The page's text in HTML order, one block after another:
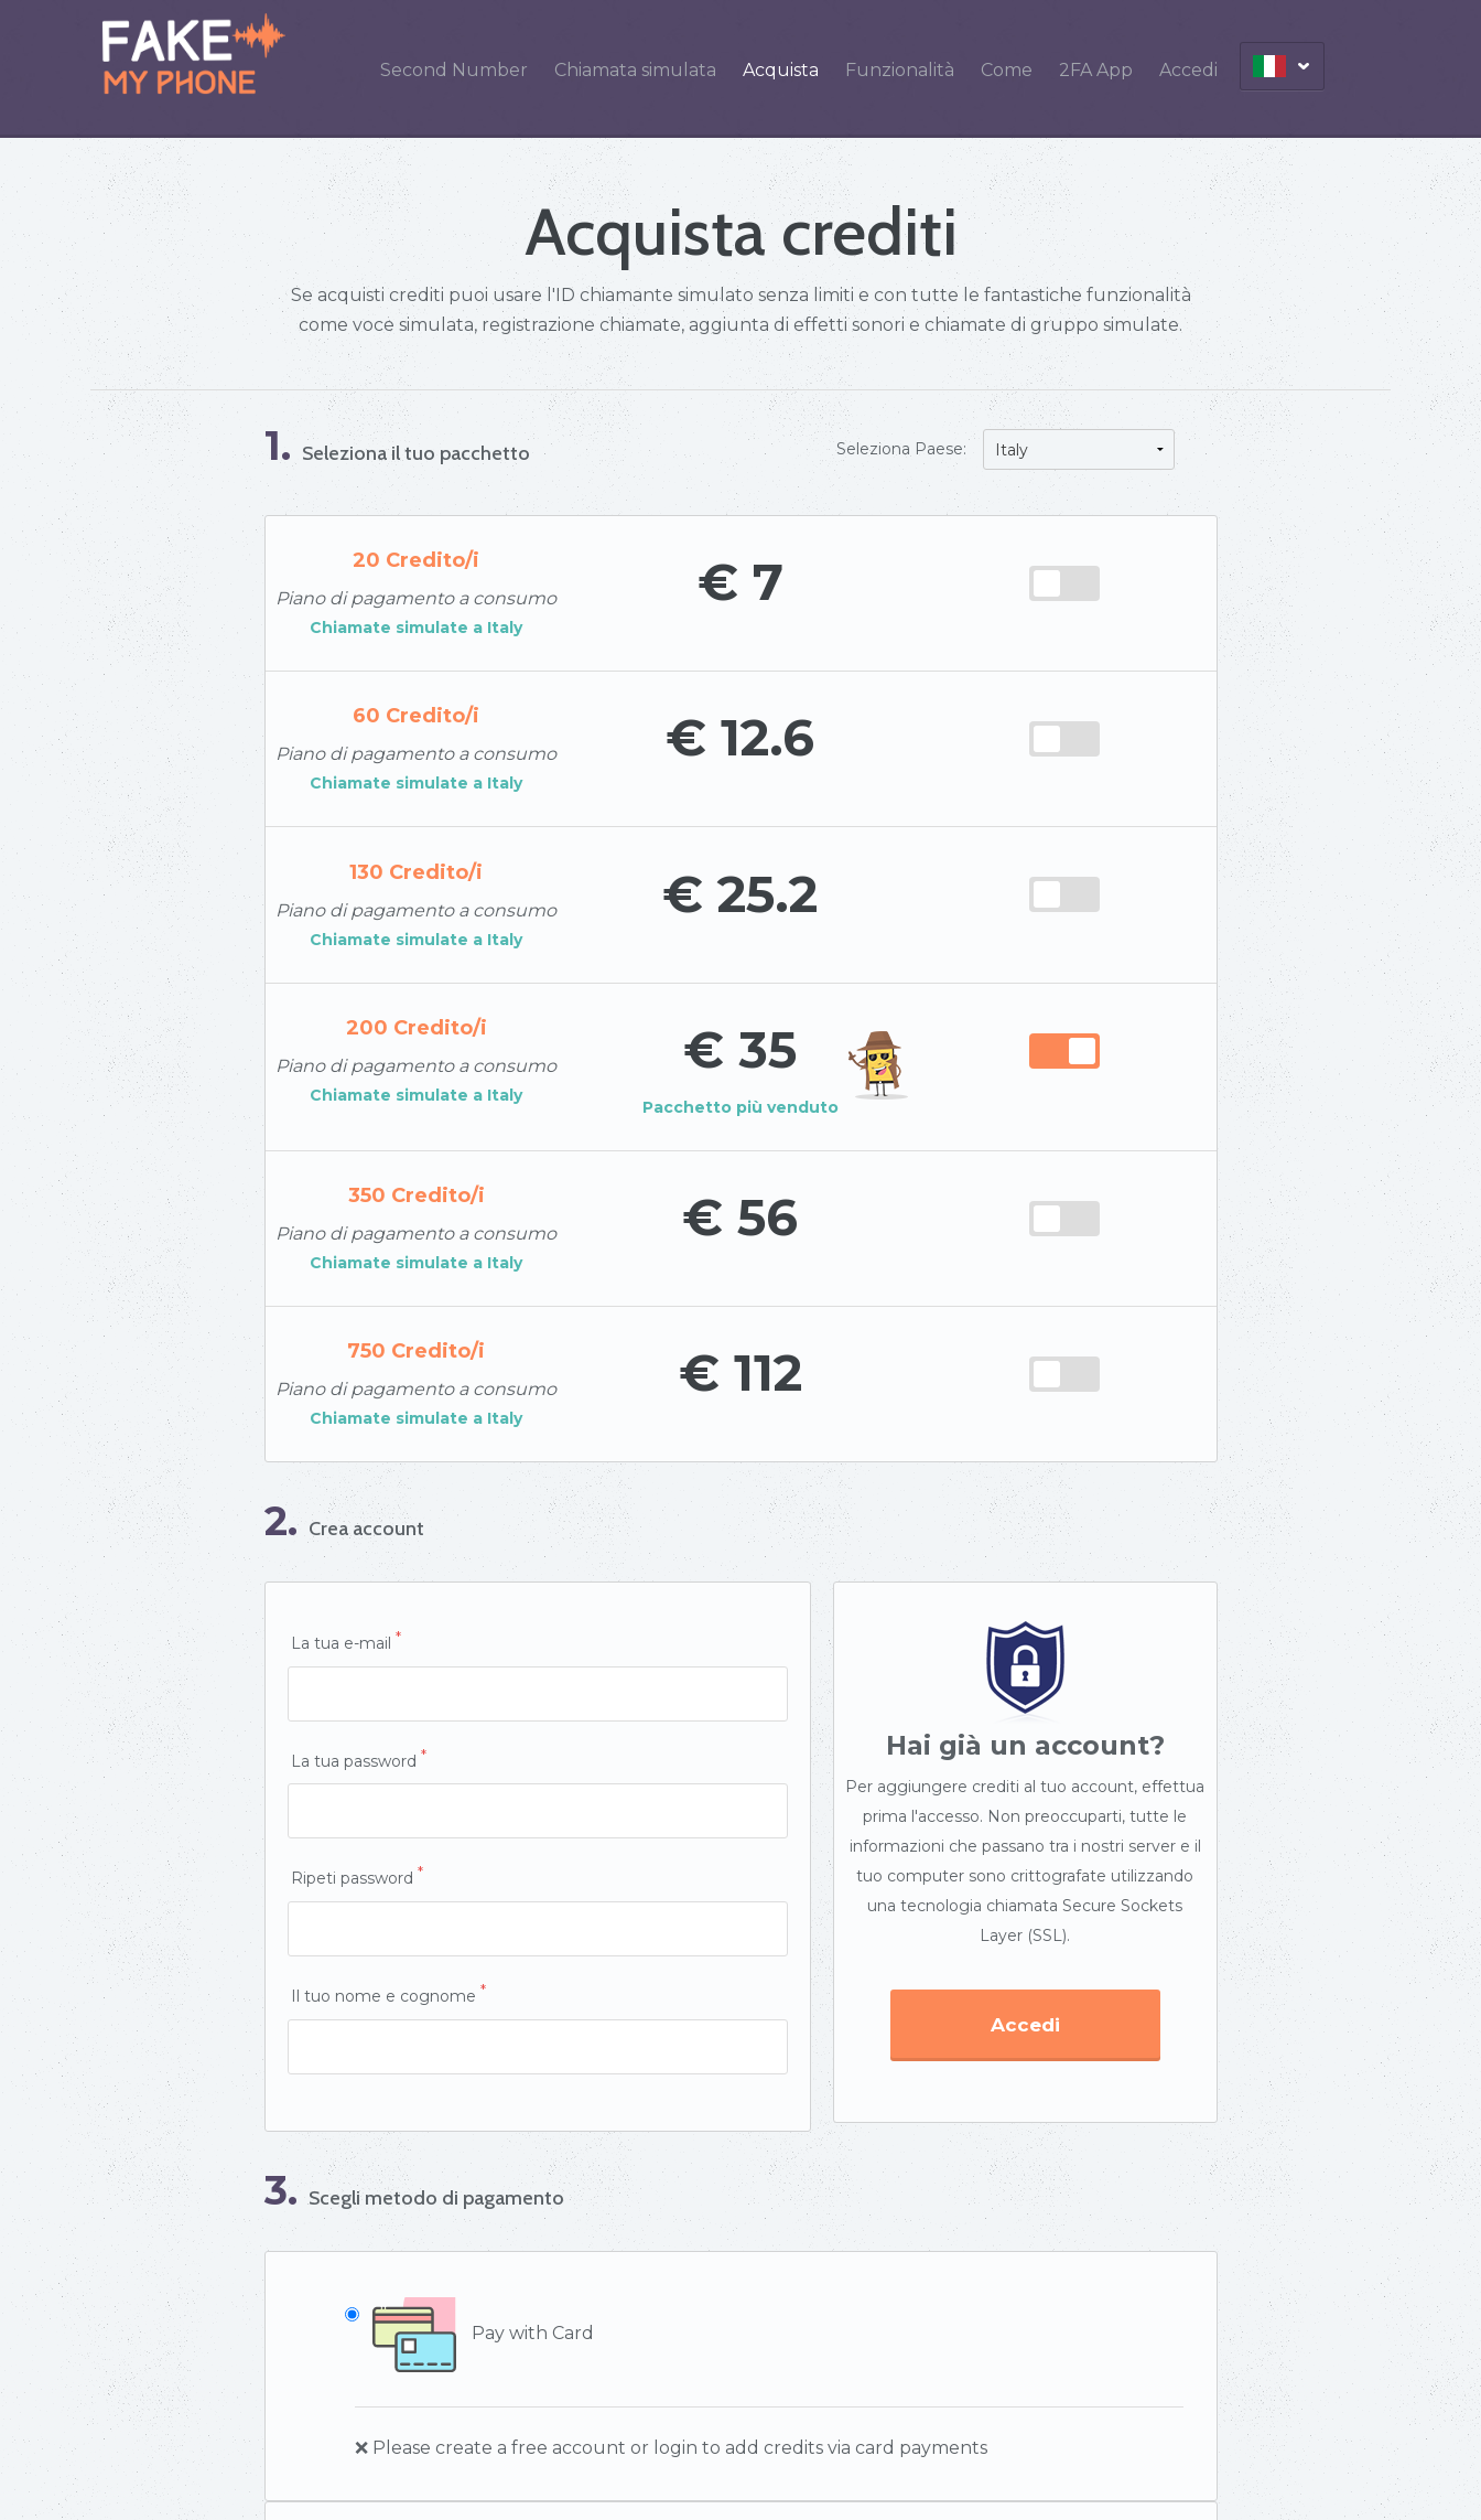
Second Number Chiamata simulata Acquista Funzionalità Come 2FA App Accedi
Acquista crediti
Se acquisti crediti puoi usare l'ID chiamante simulato senza limiti e con tutte le fantastiche funzionalità
come voce simulata, registrazione chiamate, aggiunta di effetti sonori e chiamate di gruppo simulate.
1. Seleziona il tuo pacchetto Seleziona Paese:
20 Credito/i
Piano di pagamento a consumo
Chiamate simulate a Italy
€ 7
60 Credito/i
Piano di pagamento a consumo
Chiamate simulate a Italy
€ 12.6
130 Credito/i
Piano di pagamento a consumo
Chiamate simulate a Italy
€ 25.2
200 Credito/i
Piano di pagamento a consumo
Chiamate simulate a Italy
€ 35
Pacchetto più venduto
350 Credito/i
Piano di pagamento a consumo
Chiamate simulate a Italy
€ 56
750 Credito/i
Piano di pagamento a consumo
Chiamate simulate a Italy
€ 112
2. Crea account
La tua e-mail *
La tua password *
Ripeti password *
Il tuo nome e cognome *
Hai già un account?
Per aggiungere crediti al tuo account, effettua
prima l'accesso. Non preoccuparti, tutte le
informazioni che passano tra i nostri server e il
tuo computer sono crittografate utilizzando
una tecnologia chiamata Secure Sockets
Layer (SSL).
Accedi
3. Scegli metodo di pagamento
Pay with Card
❌ Please create a free account or login to add credits via card payments